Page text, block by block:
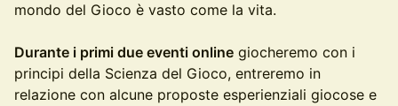
mondo del Gioco è vasto come la vita.
Durante i primi due eventi online giocheremo con i
principi della Scienza del Gioco, entreremo in
relazione con alcune proposte esperienziali giocose e